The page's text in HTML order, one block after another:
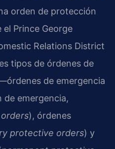
orden de protección
el Prince George
Relations District
tipos de órdenes de
de emergencia
de emergencia,
), órdenes
protective orders) y